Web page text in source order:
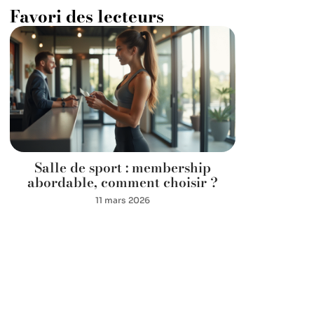
Favori des lecteurs
Salle de sport : membership
abordable, comment choisir ?
11 mars 2026